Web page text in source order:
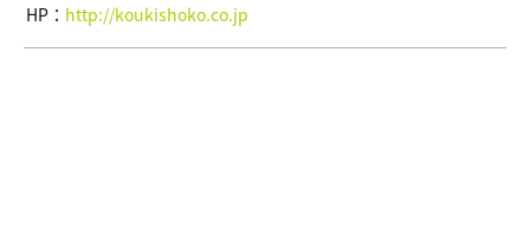
HP： http://koukishoko.co.jp